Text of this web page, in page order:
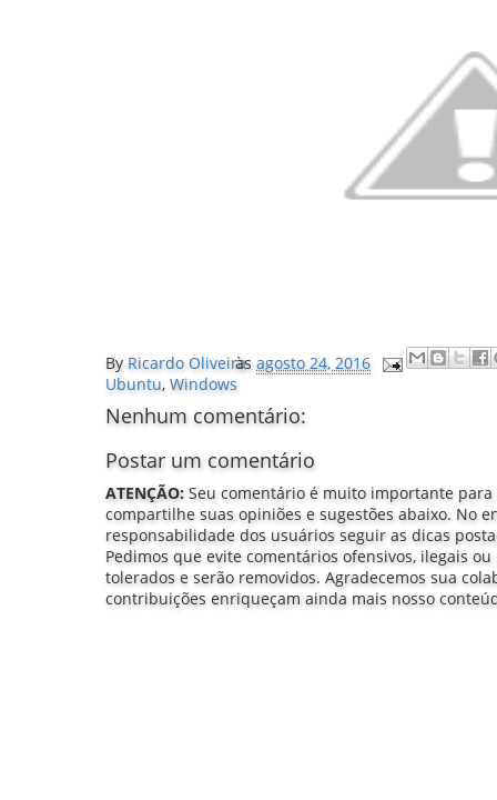
By Ricardo Oliveira
às agosto 24, 2016
Ubuntu, Windows
Nenhum comentário:
Postar um comentário
ATENÇÃO: Seu comentário é muito importante para
compartilhe suas opiniões e sugestões abaixo. No
responsabilidade dos usuários seguir as dicas
Pedimos que evite comentários ofensivos, ilegais
tolerados e serão removidos. Agradecemos sua
contribuições enriqueçam ainda mais nosso